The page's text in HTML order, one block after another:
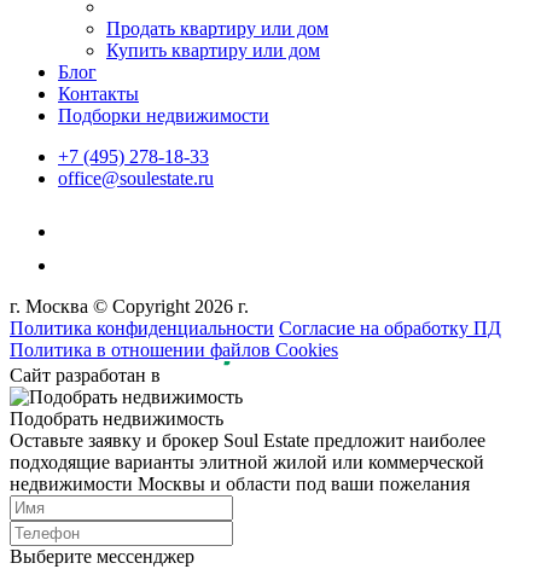
Продать квартиру или дом
Купить квартиру или дом
Блог
Контакты
Подборки недвижимости
+7 (495) 278-18-33
office@soulestate.ru
г. Москва © Copyright 2026 г.
Политика конфиденциальности Согласие на обработку ПД
Политика в отношении файлов Cookies
Сайт разработан в
Подобрать недвижимость
Оставьте заявку и брокер Soul Estate предложит наиболее
подходящие варианты элитной жилой или коммерческой
недвижимости Москвы и области под ваши пожелания
Выберите мессенджер